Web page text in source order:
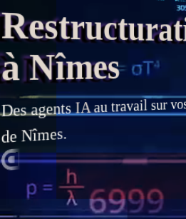
à Nîmes
Desagents IAau travail sur
de Nîmes.